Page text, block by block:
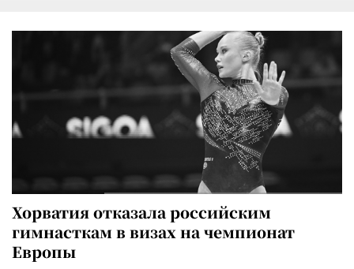
Хорватия отказала российским
гимнасткам в визах на чемпионат
Европы